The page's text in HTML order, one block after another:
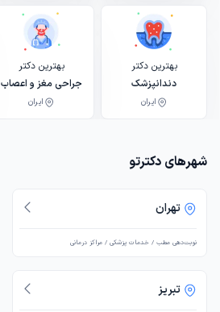
بهترین دکتر
دندانپزشک
ایران
بهترین دکتر
جراحی مغز و اعصاب
ایران
شهرهای دکترتو
تهران
نوبت‌دهی مطب / خدمات پزشکی / مراکز درمانی
تبریز